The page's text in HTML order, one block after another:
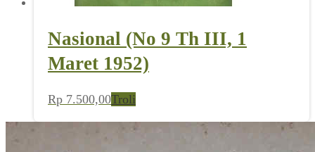
Nasional (No 9 Th III, 1
Maret 1952)
Rp 7.500,00Troli